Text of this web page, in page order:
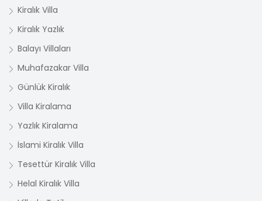
Kiralık Villa
Kiralık Yazlık
Balayı Villaları
Muhafazakar Villa
Günlük Kiralık
Villa Kiralama
Yazlık Kiralama
İslami Kiralık Villa
Tesettür Kiralık Villa
Helal Kiralık Villa